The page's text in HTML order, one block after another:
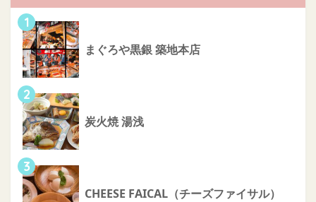
1
まぐろや黒銀 築地本店
2
炭火焼 湯浅
3
CHEESE FAICAL（チーズファイサル）